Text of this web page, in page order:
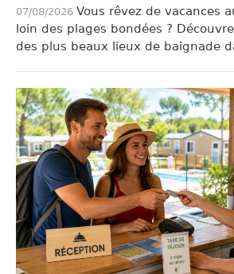
07/08/2026 Vous rêvez de vacances
loin des plages bondées ?
des plus beaux lieux de baignade